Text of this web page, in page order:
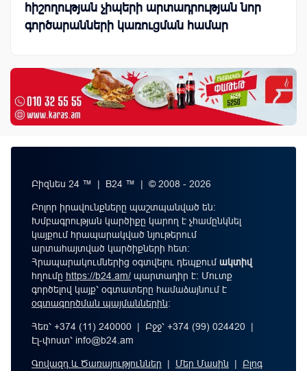
հիշողության չիպերի արտադրության նոր
գործարանների կառուցման համար
Բիզնես 24 ™ | B24 ™ | © 2008 - 2026
Բոլոր իրավունքները պաշտպանված են:
Խմբագրության կարծիքը կարող է չհամընկնել
կայքում հրապարակված նյութերում
արտահայտված կարծիքների հետ:
Հրապարակումներից օգտվելու դեպքումակտիվ
հղումը https://b24.am/ պարտադիր է: Մուտք
գործելով կայք՝ օգտատերը համաձայնում է
օգտագործման պայմաններին։
Հեռ՝ +374 (11) 240000 | Բջջ՝ +374 (99) 024420 |
Էլ-փոստ՝ info@b24.am
Գովազդ և Ծառայություններ | Մեր Մասին | Բլոգ